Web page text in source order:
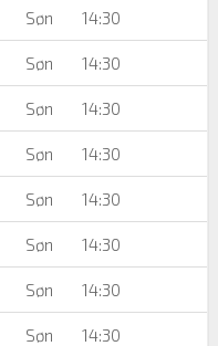
Søn 14:30
Søn 14:30
Søn 14:30
Søn 14:30
Søn 14:30
Søn 14:30
Søn 14:30
Søn 14:30